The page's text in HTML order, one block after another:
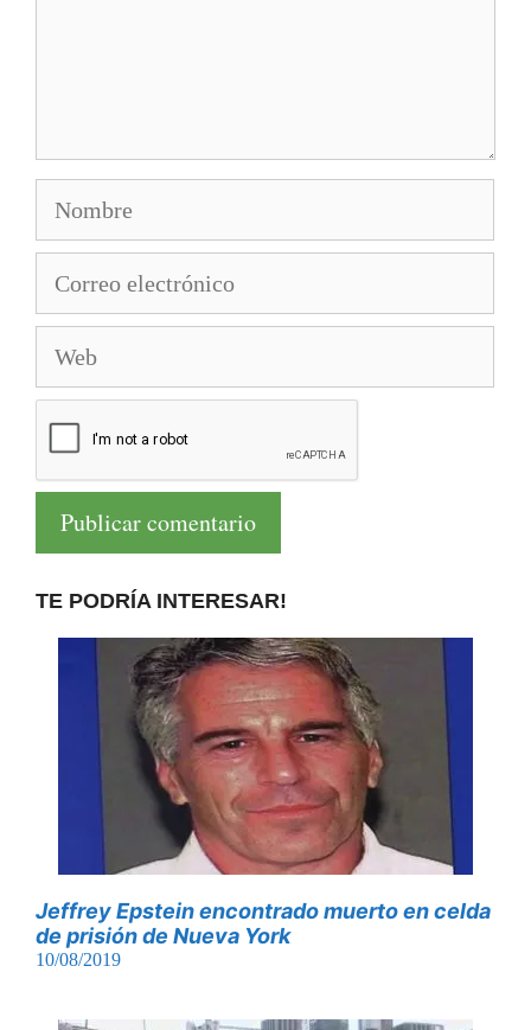
electrónico
TE PODRÍA INTERESAR!
Jeffrey Epstein encontrado muerto en celda
de prisión de Nueva York
10/08/2019